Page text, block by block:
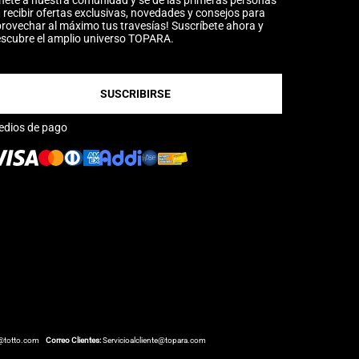
recibir ofertas exclusivas, novedades y consejos para
al máximo tus travesías! Suscríbete ahora y
el amplio universo TOPARA.
SUSCRIBIRSE
de pago
Correo Clientes:Servicioalcliente@topara.com